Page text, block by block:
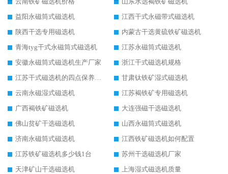
益阳永磁筒式磁选机
江西干式永磁带式磁选机
陕西干选专用磁选机
内蒙古干选黄硫铁矿磁选机
青海tyg干式永磁筒式磁选机
江苏永磁筒式磁选机
安徽永磁筒式磁选机生产厂家
浙江干式磁选机规格
江苏干式磁选机的四点保养秘籍
甘肃钛铁矿湿式磁选机
云南永磁湿式磁选机
江苏褐铁矿专用磁选机
广西褐铁矿磁选机
大连强磁干选磁选机
佛山贫矿干选磁选机
山西永磁筒式磁选机
济南永磁筒式磁选机
江西铁矿磁选机如何配置
江苏铁矿磁选机多少钱1台
苏州干选磁选机厂家
天津矿山干选磁选机
上海湿式磁选机质量